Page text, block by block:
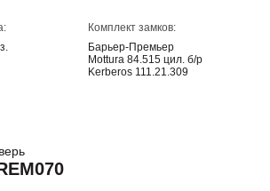
Комплект замков:
Барьер-Премьер
Mottura 84.515 цил. б/р
Kerberos 111.21.309